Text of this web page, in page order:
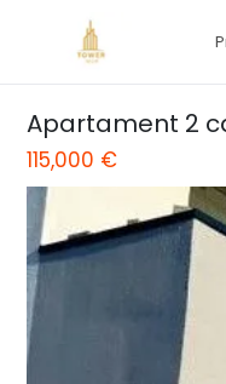
Apartament 2
115,000 €